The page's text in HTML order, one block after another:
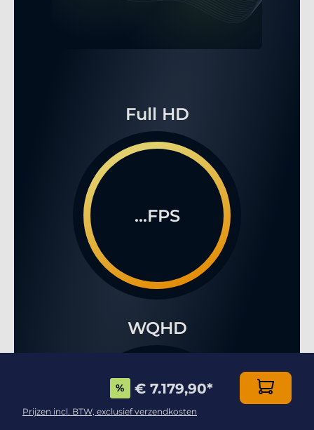
Full HD
...FPS
WQHD
% € 7.179,90*
Prijzen incl. BTW, exclusief verzendkosten